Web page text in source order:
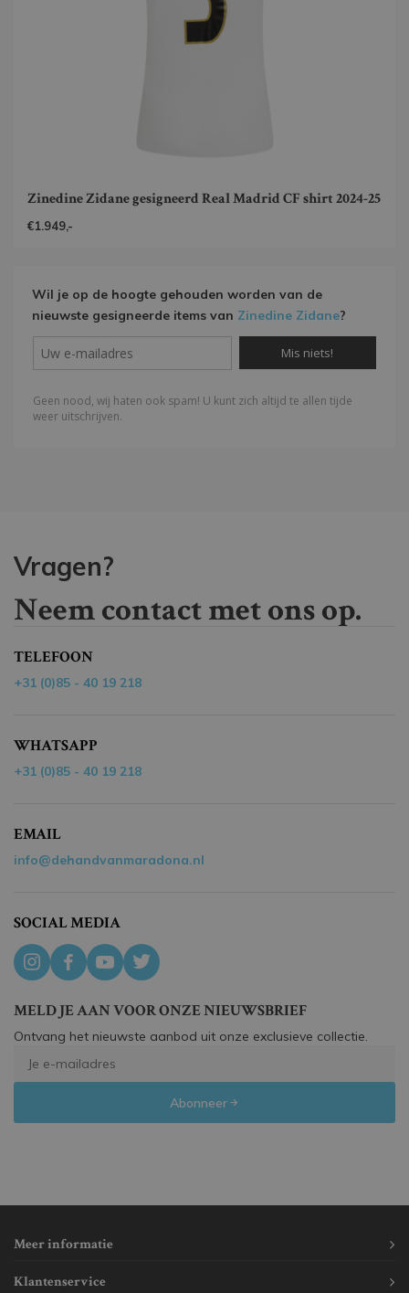
Zinedine Zidane gesigneerd Real Madrid CF shirt 2024-25
€1.949,-
Wil je op de hoogte gehouden worden van de
nieuwste gesigneerde items van Zinedine Zidane?
Vragen?
Neem contact met ons op.
TELEFOON
+31 (0)85 - 40 19 218
WHATSAPP
+31 (0)85 - 40 19 218
EMAIL
info@dehandvanmaradona.nl
SOCIAL MEDIA
MELD JE AAN VOOR ONZE NIEUWSBRIEF
Ontvang het nieuwste aanbod uit onze exclusieve collectie.
Abonneer
Meer informatie
Klantenservice